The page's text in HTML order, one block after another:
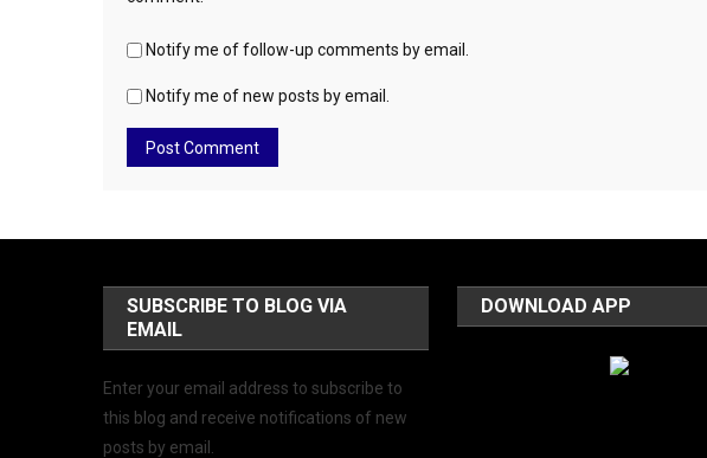
Notify me of follow-up comments by email.
Notify me of new posts by email.
SUBSCRIBE TO BLOG VIA
EMAIL
Enter your email address to subscribe to
this blog and receive notifications of new
posts by email.
DOWNLOAD APP